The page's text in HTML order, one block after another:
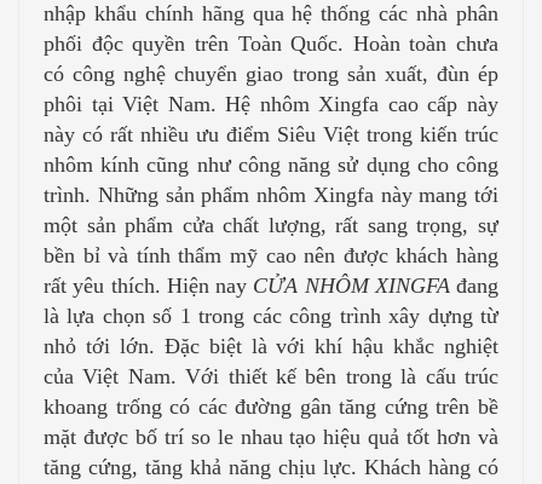
nhập khẩu chính hãng qua hệ thống các nhà phân
phối độc quyền trên Toàn Quốc. Hoàn toàn chưa
có công nghệ chuyển giao trong sản xuất, đùn ép
phôi tại Việt Nam. Hệ nhôm Xingfa cao cấp này
này có rất nhiều ưu điểm Siêu Việt trong kiến trúc
nhôm kính cũng như công năng sử dụng cho công
trình. Những sản phẩm nhôm Xingfa này mang tới
một sản phẩm cửa chất lượng, rất sang trọng, sự
bền bỉ và tính thẩm mỹ cao nên được khách hàng
rất yêu thích. Hiện nay CỬA NHÔM XINGFA đang
là lựa chọn số 1 trong các công trình xây dựng từ
nhỏ tới lớn. Đặc biệt là với khí hậu khắc nghiệt
của Việt Nam. Với thiết kế bên trong là cấu trúc
khoang trống có các đường gân tăng cứng trên bề
mặt được bố trí so le nhau tạo hiệu quả tốt hơn và
tăng cứng, tăng khả năng chịu lực. Khách hàng có